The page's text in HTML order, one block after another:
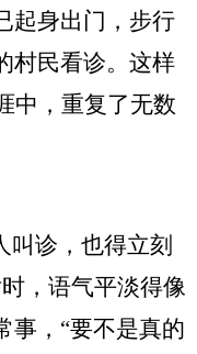
起身出门，步行
村民看诊。这样
中，重复了无数
叫诊，也得立刻
，语气平淡得像
事，“要不是真的